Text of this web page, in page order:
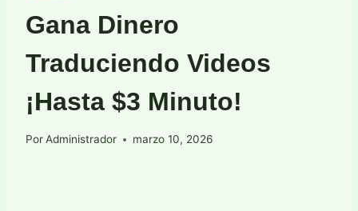
Gana Dinero
Traduciendo Videos
¡Hasta $3 Minuto!
PorAdministrador marzo 10, 2026